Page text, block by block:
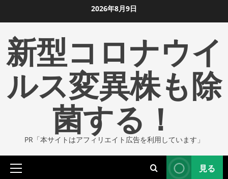
ン
ツ
ま
2026年8月9日
新型コロナウイ
ルス変異株も除
菌する！
PR「本サイトはアフィリエイト広告を利用しています」
プ
見る